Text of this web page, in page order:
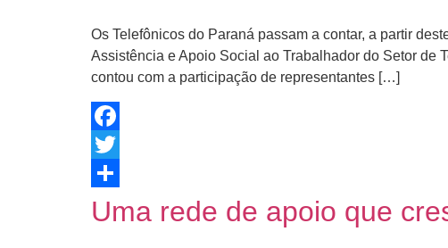
Os Telefônicos do Paraná passam a contar, a partir
Assistência e Apoio Social ao Trabalhador do Setor de
contou com a participação de representantes […]
Facebook
Twitter
Share
Uma rede de apoio que